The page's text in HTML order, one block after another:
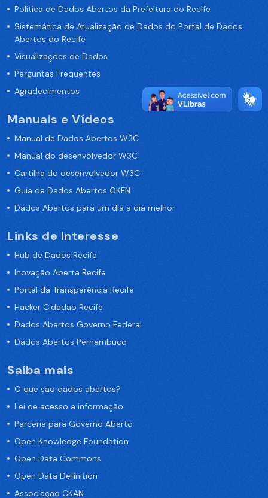
Política de Dados Abertos da Prefeitura do Recife
Sistemática de Atualização de Dados do Portal de Dados
Abertos do Recife
Visualizações de Dados
Perguntas Frequentes
Agradecimentos
Manuais e Vídeos
Manual de Dados Abertos W3C
Manual do desenvolvedor W3C
Cartilha do desenvolvedor W3C
Guia de Dados Abertos OKFN
Dados Abertos para um dia a dia melhor
Links de Interesse
Hub de Dados Recife
Inovação Aberta Recife
Portal da Transparência Recife
Hacker Cidadão Recife
Dados Abertos Governo Federal
Dados Abertos Pernambuco
Saiba mais
O que são dados abertos?
Lei de acesso a informação
Parceria para Governo Aberto
Open Knowledge Foundation
Open Data Commons
Open Data Definition
Associação CKAN